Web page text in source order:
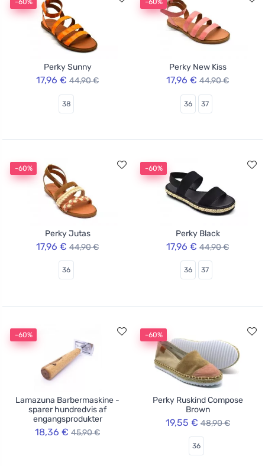
-60%
Perky Sunny
17,96 € 44,90 €
38
-60%
Perky New Kiss
17,96 € 44,90 €
36 37
-60%
Perky Jutas
17,96 € 44,90 €
36
-60%
Perky Black
17,96 € 44,90 €
36 37
-60%
Lamazuna Barbermaskine -
sparer hundredvis af
engangsprodukter
18,36 € 45,90 €
-60%
Perky Ruskind Compose
Brown
19,55 € 48,90 €
36